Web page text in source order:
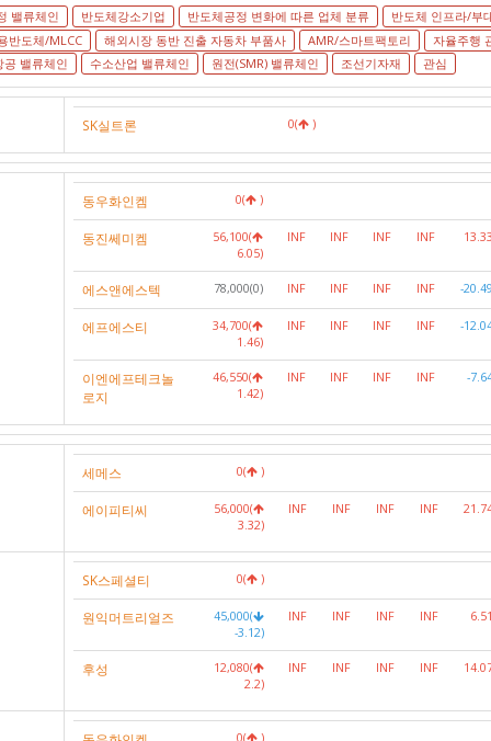
밸류체인 반도체강소기업 반도체공정 변화에 따른 업체 분류 반도체 인프라/부
반도체/MLCC
해외시장 동반 진출 자동차 부품사 AMR/스마트팩토리 자율주행
공 밸류체인
수소산업 밸류체인 원전(SMR) 밸류체인 조선기자재 관심
SK실트론 0( )
동우화인켐 0( )
동진쎄미켐
56,100(
6.05)
INF INF INF INF 13.33
에스앤에스텍 78,000(0) INF INF INF INF -20.49
에프에스티
34,700(
1.46)
INF INF INF INF -
이엔에프테크놀
로지
46,550(
1.42)
INF INF INF INF -
세메스 0( )
에이피티씨
56,000(
3.32)
INF INF INF INF
SK스페셜티 0( )
원익머트리얼즈
45,000(
-3.12)
INF INF INF INF 6.51
후성
12,080(
2.2)
INF INF INF INF
0( )